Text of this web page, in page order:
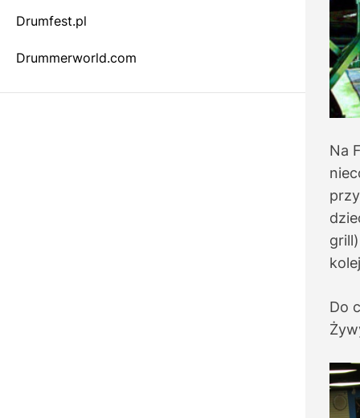
m
d
Drumfest.pl
Drummerworld.com
Na
Do